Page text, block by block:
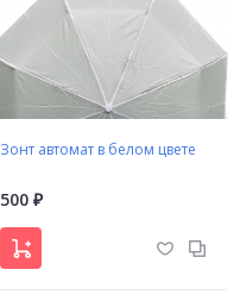
Зонт автомат в белом цвете
500 ₽